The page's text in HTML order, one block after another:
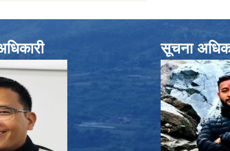
सूचना